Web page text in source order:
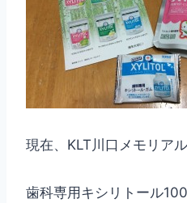
現在、KLT川口メモリア
歯科専用キシリトール